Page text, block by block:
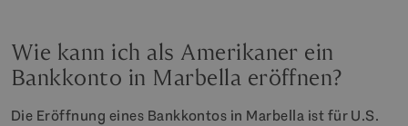
Wie kann ich als Amerikaner ein
Bankkonto in Marbella eröffnen?
Die Eröffnung eines Bankkontos in Marbella ist für U.S.